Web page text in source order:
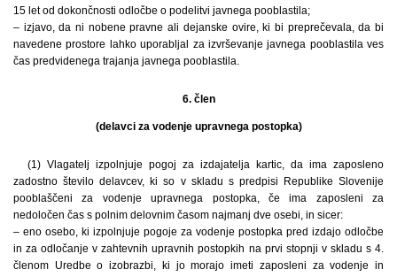
15 let od dokončnosti odločbe o podelitvi javnega pooblastila;
– izjavo, da ni nobene pravne ali dejanske ovire, ki bi preprečevala, da bi
navedene prostore lahko uporabljal za izvrševanje javnega pooblastila ves
čas predvidenega trajanja javnega pooblastila.
6. člen
(delavci za vodenje upravnega postopka)
(1) Vlagatelj izpolnjuje pogoj za izdajatelja kartic, da ima zaposleno
zadostno število delavcev, ki so v skladu s predpisi Republike Slovenije
pooblaščeni za vodenje upravnega postopka, če ima zaposleni za
nedoločen čas s polnim delovnim časom najmanj dve osebi, in sicer:
– eno osebo, ki izpolnjuje pogoje za vodenje postopka pred izdajo odločbe
in za odločanje v zahtevnih upravnih postopkih na prvi stopnji v skladu s 4.
členom Uredbe o izobrazbi, ki jo morajo imeti zaposleni za vodenje in